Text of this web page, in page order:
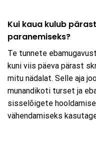
Kui kaua kulub
paranemiseks?
Te tunnete
kuni viis päeva pärast
mitu nädalat. Selle aja
munandikoti turset ja
sisselõigete
vähendamiseks